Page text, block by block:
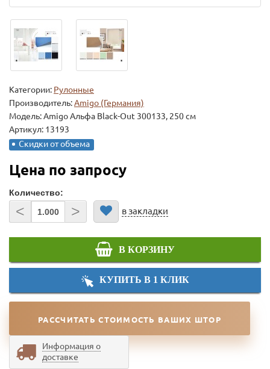
Категории: Рулонные
Производитель:Amigo (Германия)
Модель:Amigo Альфа Black-Out 300133, 250 см
Артикул: 13193
Скидки от объема
Цена по запросу
Количество:
< > в закладки
В КОРЗИНУ
КУПИТЬ В 1 КЛИК
РАССЧИТАТЬ СТОИМОСТЬ ВАШИХ ШТОР
Информация о
доставке